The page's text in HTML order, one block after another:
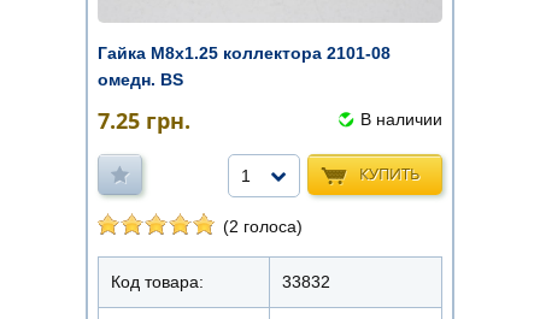
Гайка М8х1.25 коллектора 2101-08
омедн. BS
7.25 грн. В наличии
КУПИТЬ
1
(2 голоса)
Код товара: 33832